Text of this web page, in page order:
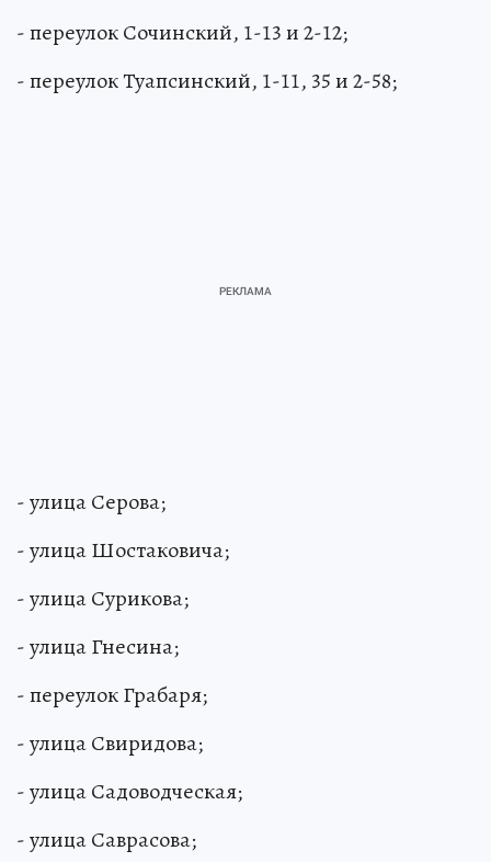
- переулок Сочинский, 1-13 и 2-12;
- переулок Туапсинский, 1-11, 35 и 2-58;
- улица Серова;
- улица Шостаковича;
- улица Сурикова;
- улица Гнесина;
- переулок Грабаря;
- улица Свиридова;
- улица Садоводческая;
- улица Саврасова;